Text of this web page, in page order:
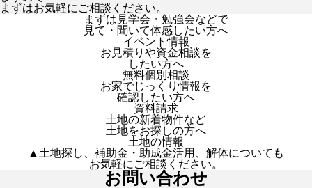
まずはお気軽にご相談ください。
まずは見学会・勉強会などで
見て・聞いて体感したい方へ
イベント情報
お見積りや資金相談を
したい方へ
無料個別相談
お家でじっくり情報を
確認したい方へ
資料請求
土地の新着物件など
土地をお探しの方へ
土地の情報
▲土地探し、補助金・助成金活用、解体についても
お気軽にご相談ください。
お問い合わせ